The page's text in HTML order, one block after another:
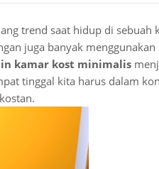
trend saat hidup di sebuah
juga banyak
kamar kost minimalis
tinggal kita harus dalam